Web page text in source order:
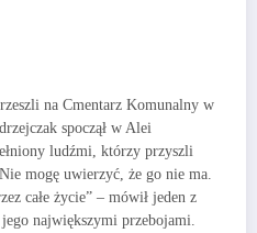
na Cmentarz Komunalny w
spoczął w Alei
ludźmi, którzy przyszli
mogę uwierzyć, że go nie ma.
całe życie” – mówił jeden z
największymi przebojami.